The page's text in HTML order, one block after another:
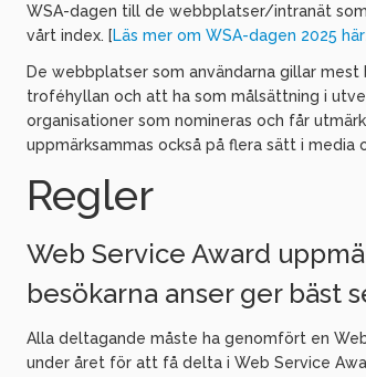
WSA-dagen till de webbplatser/intranät
vårt index. [Läs mer om WSA-dagen 2025
De webbplatser som användarna gillar
troféhyllan och att ha som målsättning i
organisationer som nomineras och får
uppmärksammas också på flera sätt i media
Regler
Web Service Award
besökarna anser ger bäst
Alla deltagande måste ha genomfört en
under året för att få delta i Web Service